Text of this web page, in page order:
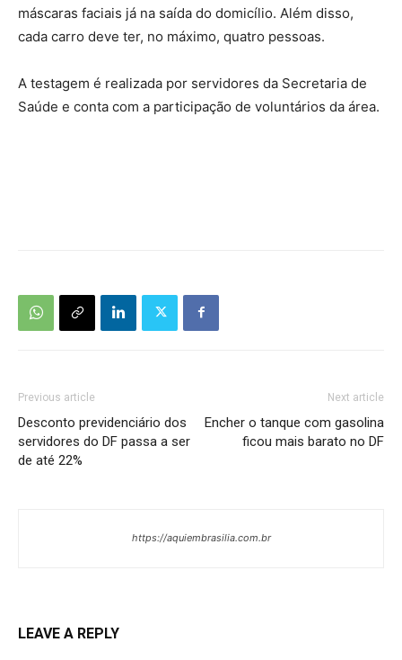
máscaras faciais já na saída do domicílio. Além disso,
cada carro deve ter, no máximo, quatro pessoas.
A testagem é realizada por servidores da Secretaria de
Saúde e conta com a participação de voluntários da área.
Previous article
Desconto previdenciário dos
servidores do DF passa a ser
de até 22%
Next article
Encher o tanque com gasolina
ficou mais barato no DF
https://aquiembrasilia.com.br
LEAVE A REPLY